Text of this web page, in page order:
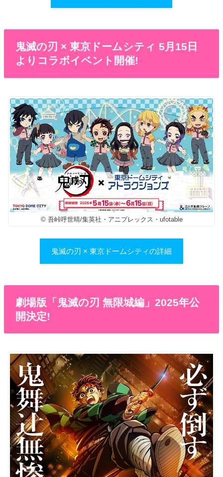
鬼滅の刃 × 東京ドームシティ 5月15日
よりコラボイベント開催!
© 吾峠呼世晴/集英社・アニプレックス・ufotable
鬼滅の刃 × 東京ドームシティの詳細
劇場版「鬼滅の刃 無限城編」2025年公
開決定!